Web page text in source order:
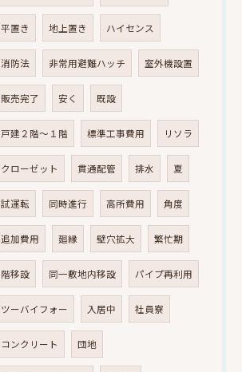
平置き 地上置き ハイセンス
消防法 非常用避難ハッチ 室外機設置
販売完了 安く 既設
戸建２階～１階 標準工事費用 リソラ
クローゼット 貫通配管 排水 夏
試運転 同時進行 高所費用 角度
追加費用 廻縁 壁穴拡大 繁忙期
階移設 同一敷地内移設 パイプ再利用
ツーバイフォー 入居中 社員寮
コンクリート 団地